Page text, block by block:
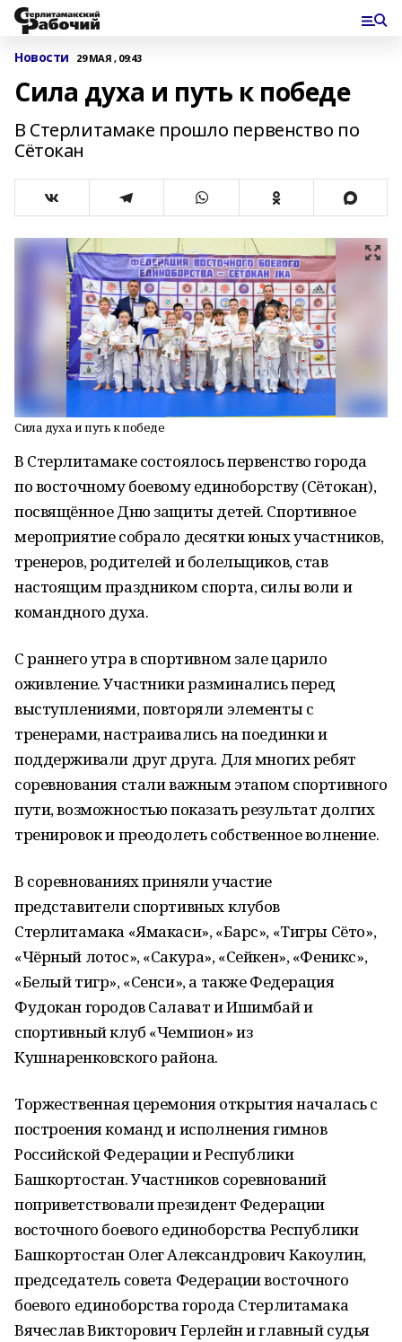
Новости 29 МАЯ , 09:43
Сила духа и путь к победе
В Стерлитамаке прошло первенство по
Сётокан
Сила духа и путь к победе
В Стерлитамаке состоялось первенство города
по восточному боевому единоборству (Сётокан),
посвящённое Дню защиты детей. Спортивное
мероприятие собрало десятки юных участников,
тренеров, родителей и болельщиков, став
настоящим праздником спорта, силы воли и
командного духа.
С раннего утра в спортивном зале царило
оживление. Участники разминались перед
выступлениями, повторяли элементы с
тренерами, настраивались на поединки и
поддерживали друг друга. Для многих ребят
соревнования стали важным этапом спортивного
пути, возможностью показать результат долгих
тренировок и преодолеть собственное волнение.
В соревнованиях приняли участие
представители спортивных клубов
Стерлитамака «Ямакаси», «Барс», «Тигры Сёто»,
«Чёрный лотос», «Сакура», «Сейкен», «Феникс»,
«Белый тигр», «Сенси», а также Федерация
Фудокан городов Салават и Ишимбай и
спортивный клуб «Чемпион» из
Кушнаренковского района.
Торжественная церемония открытия началась с
построения команд и исполнения гимнов
Российской Федерации и Республики
Башкортостан. Участников соревнований
поприветствовали президент Федерации
восточного боевого единоборства Республики
Башкортостан Олег Александрович Какоулин,
председатель совета Федерации восточного
боевого единоборства города Стерлитамака
Вячеслав Викторович Герлейн и главный судья